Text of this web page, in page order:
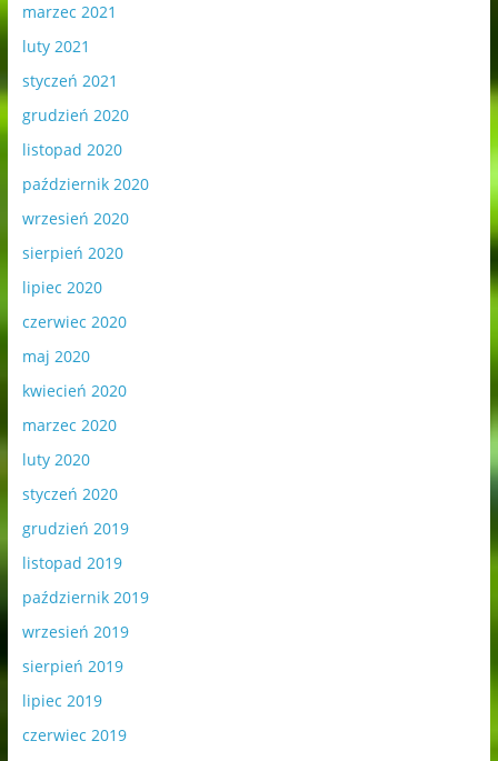
marzec 2021
luty 2021
styczeń 2021
grudzień 2020
listopad 2020
październik 2020
wrzesień 2020
sierpień 2020
lipiec 2020
czerwiec 2020
maj 2020
kwiecień 2020
marzec 2020
luty 2020
styczeń 2020
grudzień 2019
listopad 2019
październik 2019
wrzesień 2019
sierpień 2019
lipiec 2019
czerwiec 2019